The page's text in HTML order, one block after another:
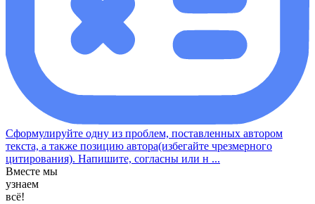
Сформулируйте одну из проблем, поставленных автором
текста, а также позицию автора(избегайте чрезмерного
цитирования). Напишите, согласны или н ...
Вместе мы
узнаем
всё!